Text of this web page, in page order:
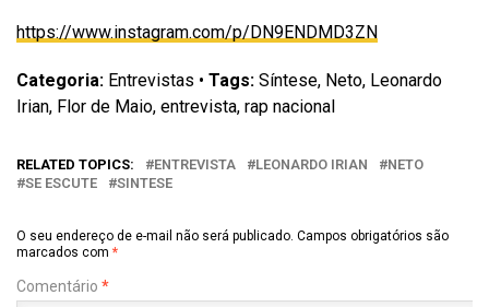
https://www.instagram.com/p/DN9ENDMD3ZN
Categoria: Entrevistas • Tags: Síntese, Neto, Leonardo
Irian, Flor de Maio, entrevista, rap nacional
RELATED TOPICS: ENTREVISTA LEONARDO IRIAN
NETO
SE ESCUTE
SINTESE
O seu endereço de e-mail não será publicado. Campos obrigatórios são
marcados com *
Comentário *